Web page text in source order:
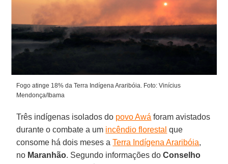
Fogo atinge 18% da Terra Indígena Araribóia. Foto: Vinícius
Mendonça/Ibama
Três indígenas isolados do povo Awá foram avistados
durante o combate a um incêndio florestal que
consome há dois meses aTerra Indígena Araribóia,
no Maranhão. Segundo informações doConselho